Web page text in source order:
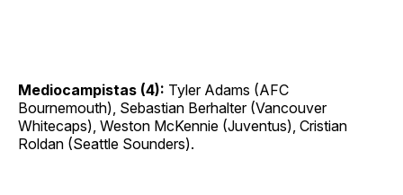
Mediocampistas (4): Tyler Adams (AFC
Bournemouth), Sebastian Berhalter (Vancouver
Whitecaps), Weston McKennie (Juventus), Cristian
Roldan (Seattle Sounders).